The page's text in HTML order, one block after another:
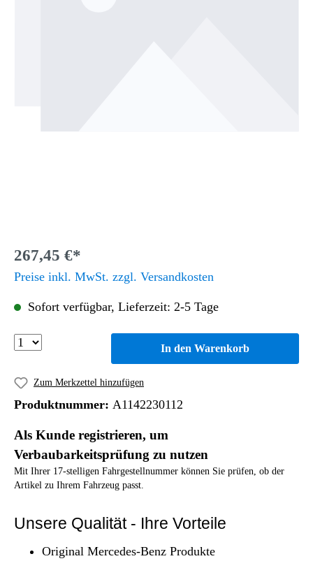
267,45 €*
Preise inkl. MwSt. zzgl. Versandkosten
Sofort verfügbar, Lieferzeit: 2-5 Tage
In den Warenkorb
Zum Merkzettel hinzufügen
Produktnummer: A1142230112
Als Kunde registrieren, um
Verbaubarkeitsprüfung zu nutzen
Mit Ihrer 17-stelligen Fahrgestellnummer können Sie prüfen, ob der
Artikel zu Ihrem Fahrzeug passt.
Unsere Qualität - Ihre Vorteile
Original Mercedes-Benz Produkte